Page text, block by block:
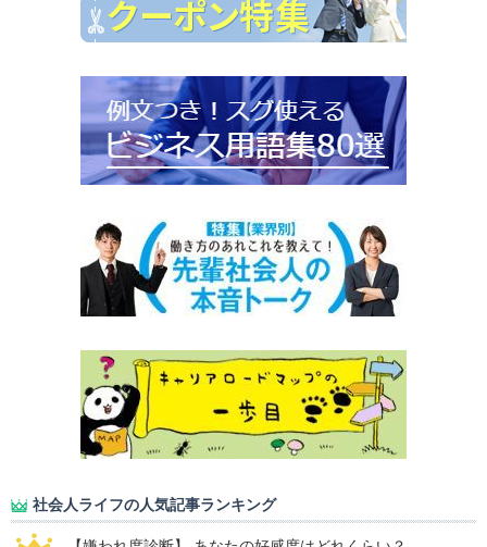
社会人ライフの人気記事ランキング